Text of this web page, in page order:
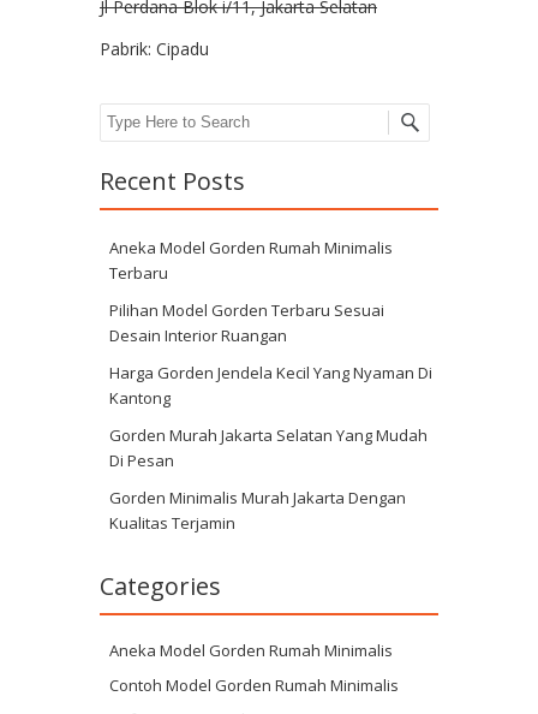
Jl Perdana Blok i/11, Jakarta Selatan
Pabrik: Cipadu
Search
Recent Posts
Aneka Model Gorden Rumah Minimalis
Terbaru
Pilihan Model Gorden Terbaru Sesuai
Desain Interior Ruangan
Harga Gorden Jendela Kecil Yang Nyaman Di
Kantong
Gorden Murah Jakarta Selatan Yang Mudah
Di Pesan
Gorden Minimalis Murah Jakarta Dengan
Kualitas Terjamin
Categories
Aneka Model Gorden Rumah Minimalis
Contoh Model Gorden Rumah Minimalis